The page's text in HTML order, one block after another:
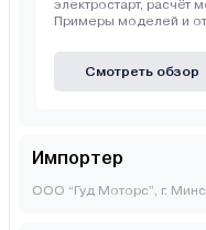
электростарт, расчёт
Примеры моделей и
Смотреть обзор
Импортер
ООО “Гуд Моторс”, г.